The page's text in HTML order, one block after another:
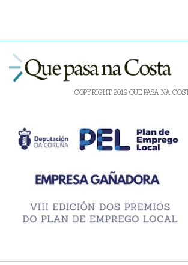
COPYRIGHT 2019 QUE PASA NA